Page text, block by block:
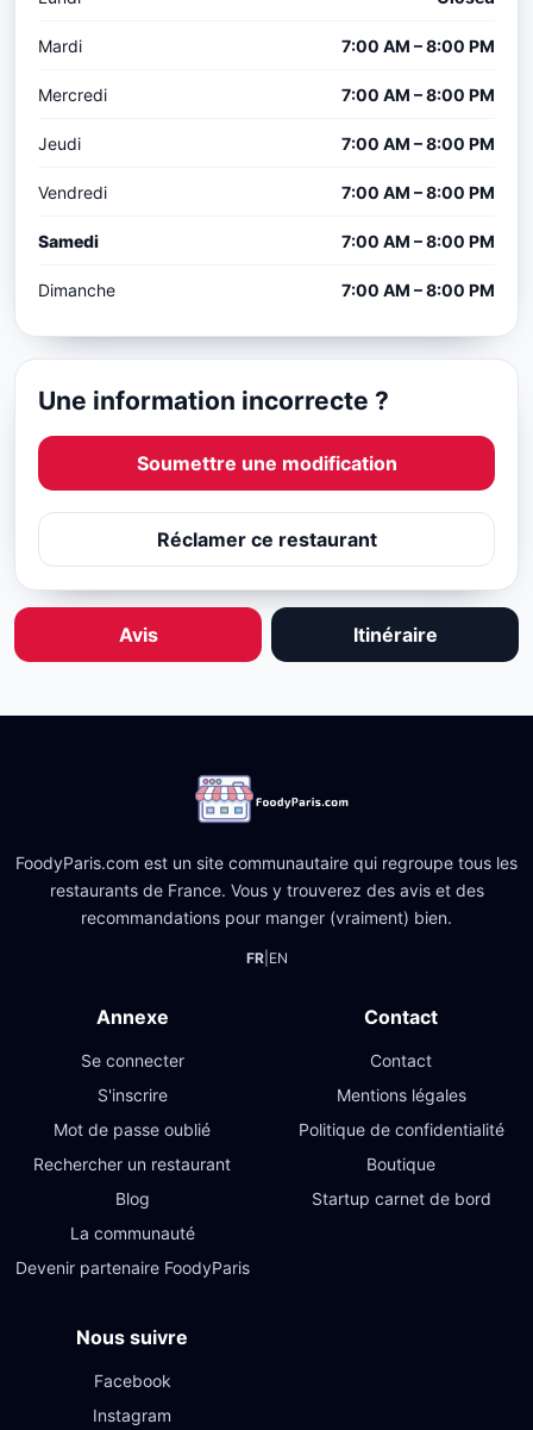
Mardi 7:00 AM – 8:00 PM
Mercredi 7:00 AM – 8:00 PM
Jeudi 7:00 AM – 8:00 PM
Vendredi 7:00 AM – 8:00 PM
Samedi 7:00 AM – 8:00 PM
Dimanche 7:00 AM – 8:00 PM
Une information incorrecte ?
Soumettre une modification
Réclamer ce restaurant
Avis Itinéraire
FoodyParis.com est un site communautaire qui regroupe tous les
restaurants de France. Vous y trouverez des avis et des
recommandations pour manger (vraiment) bien.
FR| EN
Annexe
Se connecter
S'inscrire
Mot de passe oublié
Rechercher un restaurant
Blog
La communauté
Devenir partenaire FoodyParis
Contact
Contact
Mentions légales
Politique de confidentialité
Boutique
Startup carnet de bord
Nous suivre
Facebook
Instagram